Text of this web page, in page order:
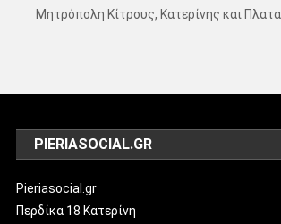
Μητρόπολη Κίτρους, Κατερίνης και
PIERIASOCIAL.GR
Pieriasocial.gr
Περδίκα 18 Κατερίνη